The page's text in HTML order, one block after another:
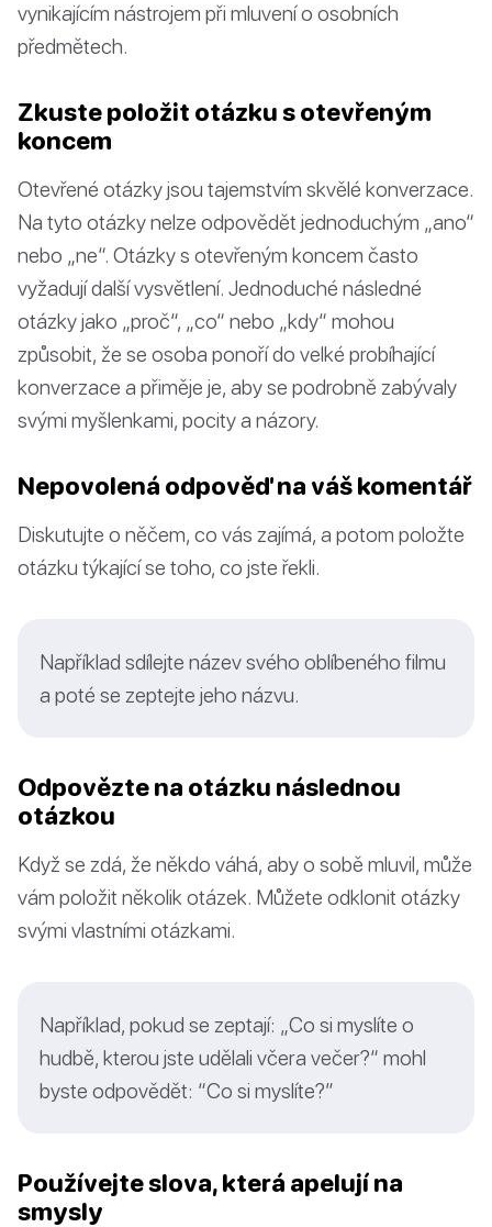
vynikajícím nástrojem při mluvení o osobních
předmětech.
Zkuste položit otázku s otevřeným
koncem
Otevřené otázky jsou tajemstvím skvělé konverzace.
Na tyto otázky nelze odpovědět jednoduchým „ano“
nebo „ne“. Otázky s otevřeným koncem často
vyžadují další vysvětlení. Jednoduché následné
otázky jako „proč“, „co“ nebo „kdy“ mohou
způsobit, že se osoba ponoří do velké probíhající
konverzace a přiměje je, aby se podrobně zabývaly
svými myšlenkami, pocity a názory.
Nepovolená odpověď na váš komentář
Diskutujte o něčem, co vás zajímá, a potom položte
otázku týkající se toho, co jste řekli.
Například sdílejte název svého oblíbeného filmu
a poté se zeptejte jeho názvu.
Odpovězte na otázku následnou
otázkou
Když se zdá, že někdo váhá, aby o sobě mluvil, může
vám položit několik otázek. Můžete odklonit otázky
svými vlastními otázkami.
Například, pokud se zeptají: „Co si myslíte o
hudbě, kterou jste udělali včera večer?“ mohl
byste odpovědět: “Co si myslíte?”
Používejte slova, která apelují na
smysly